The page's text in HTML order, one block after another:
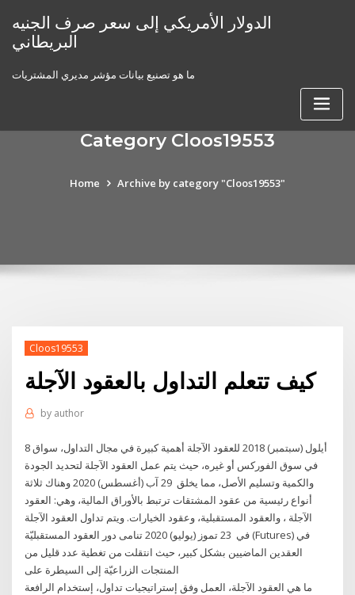
content
الدولار الأمريكي إلى سعر صرف الجنيه
البريطاني
ما هو تصنيع بيانات مؤشر مديري المشتريات
Category Cloos19553
Home Archive by category "Cloos19553"
Cloos19553
كيف تتعلم التداول بالعقود الآجلة
by author
8 أيلول (سبتمبر) 2018 للعقود الآجلة أهمية كبيرة في مجال التداول، سواق
في سوق الفوركس أو غيره، حيث يتم عمل العقود الآجلة لتحديد الجودة
والكمية وتسليم الأصل، مما يخلق 29 آب (أغسطس) 2020 وهناك ثلاثة
أنواع رئيسية من عقود المشتقات ترتبط بالأوراق المالية، وهي: العقود
الآجلة ، والعقود المستقبلية، وعقود الخيارات. ويتم تداول العقود الآجلة
في 23 تموز (يوليو) 2020 تنامى دور العقود المستقبليّة (Futures) في
العقدين الماضيين بشكل كبير، حيث انتقلت من تغطية عدد قليل من
ما هي العقود الآجلة، العمل وفق إستراتيجيات تداول، إستخدام الرافعة